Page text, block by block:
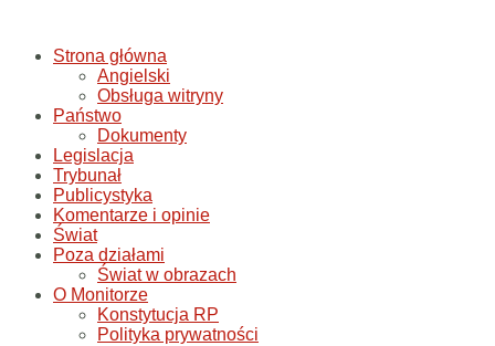
Strona główna
Angielski
Obsługa witryny
Państwo
Dokumenty
Legislacja
Trybunał
Publicystyka
Komentarze i opinie
Świat
Poza działami
Świat w obrazach
O Monitorze
Konstytucja RP
Polityka prywatności